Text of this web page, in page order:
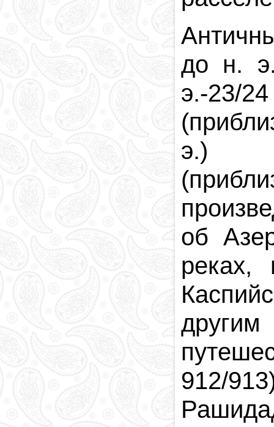
Религия в
Национальная
валюта
Столица
Коды и индексы
Кровавая память
до н.
э.-
э.)
об
реках,
912/